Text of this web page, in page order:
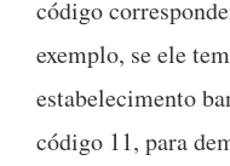
código
exemplo, se ele
estabelecimento
código 11, para